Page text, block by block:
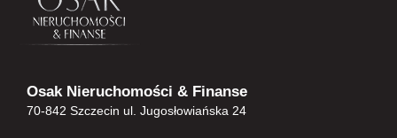
Osak Nieruchomości & Finanse
70-842 Szczecin ul. Jugosłowiańska 24